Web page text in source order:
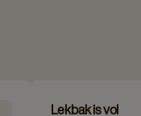
Lekbak is vol